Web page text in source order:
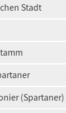
Stadt
(Spartaner)